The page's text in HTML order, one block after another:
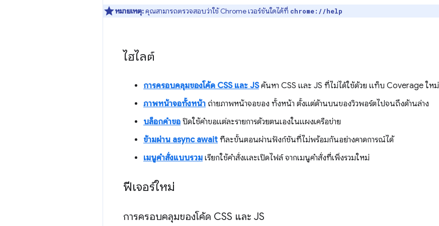
หมายเหตุ:คุณสามารถตรวจสอบว่าใช้ Chrome เวอร์ชันใดได้ที่ chrome://help
ไฮไลต์
การครอบคลุมของโค้ด CSS และ JSค้นหา CSS และ JS ที่ไม่ได้ใช้ด้วย แท็บ Coverage ใหม่
ภาพหน้าจอทั้งหน้า ถ่ายภาพหน้าจอของ ทั้งหน้า ตั้งแต่ด้านบนของวิวพอร์ตไปจนถึงด้านล่าง
บล็อกคำขอ ปิดใช้คำขอแต่ละรายการด้วยตนเองในแผงเครือข่าย
ข้ามผ่าน async await ทีละขั้นตอนผ่านฟังก์ชันที่ไม่พร้อมกันอย่างคาดการณ์ได้
เมนูคำสั่งแบบรวม เรียกใช้คำสั่งและเปิดไฟล์ จากเมนูคำสั่งที่เพิ่งรวมใหม่
ฟีเจอร์ใหม่
การครอบคลุมของโค้ด CSS และ JS